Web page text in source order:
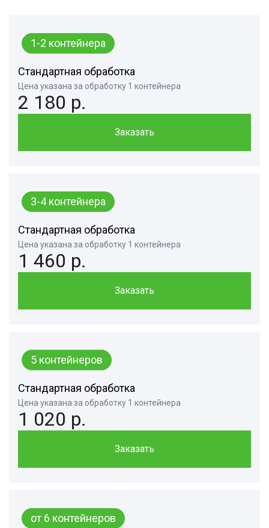
1-2 контейнера
Стандартная обработка
Цена указана за обработку 1 контейнера
2 180 р.
Заказать
3-4 контейнера
Стандартная обработка
Цена указана за обработку 1 контейнера
1 460 р.
Заказать
5 контейнеров
Стандартная обработка
Цена указана за обработку 1 контейнера
1 020 р.
Заказать
от 6 контейнеров